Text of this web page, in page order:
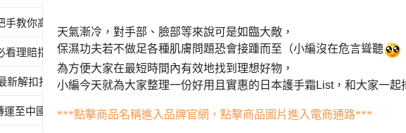
教你高效退貨
看理賠指南
新解扣指南與避坑策略
運至中國全流程
天氣漸冷，對手部、臉部等來說可是如臨大敵，
保濕功夫若不做足各種肌膚問題恐會接踵而至（小編沒在危言聳聽
為方便大家在最短時間內有效地找到理想好物，
小編今天就為大家整理一份好用且實惠的日本護手霜 List，和大家一起
***點擊商品名稱進入品牌官網，點擊商品圖片進入電商通路***